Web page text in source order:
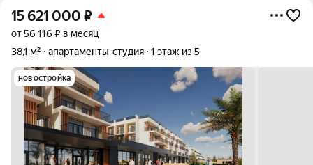
15 621 000 ₽
от 56 116 ₽ в месяц
38,1 м²
апартаменты-студия 1 этаж из 5
новостройка